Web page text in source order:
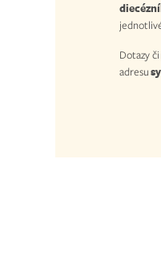
Dotazy
adresu